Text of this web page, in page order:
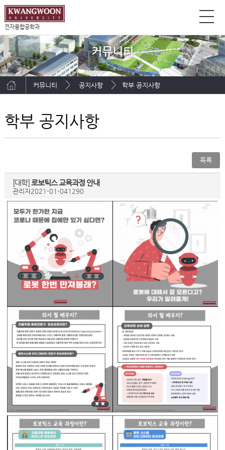
전자융합공학과
커뮤니티
커뮤니티 공지사항 학부 공지사항
학부 공지사항
목록
[대학] 로보틱스 교육과정 안내
관리자2021-01-041290